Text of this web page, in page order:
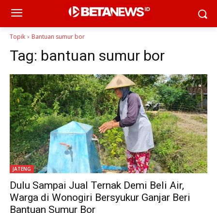
Topik Bantuan sumur bor
Tag: bantuan sumur bor
JATENG
Dulu Sampai Jual Ternak Demi Beli Air,
Warga di Wonogiri Bersyukur Ganjar Beri
Bantuan Sumur Bor